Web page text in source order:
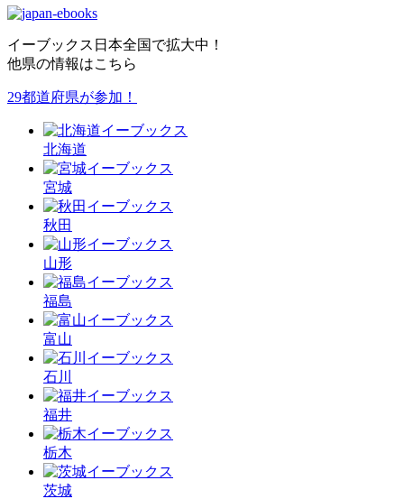
イーブックス日本全国で拡大中！
他県の情報はこちら
29都道府県が参加！
北海道
宮城
秋田
山形
福島
富山
石川
福井
栃木
茨城